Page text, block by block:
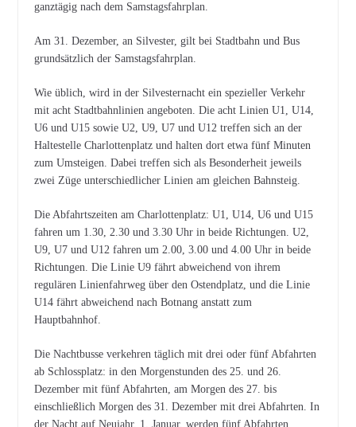
ganztägig nach dem Samstagsfahrplan.
Am 31. Dezember, an Silvester, gilt bei Stadtbahn und Bus
grundsätzlich der Samstagsfahrplan.
Wie üblich, wird in der Silvesternacht ein spezieller Verkehr
mit acht Stadtbahnlinien angeboten. Die acht Linien U1, U14,
U6 und U15 sowie U2, U9, U7 und U12 treffen sich an der
Haltestelle Charlottenplatz und halten dort etwa fünf Minuten
zum Umsteigen. Dabei treffen sich als Besonderheit jeweils
zwei Züge unterschiedlicher Linien am gleichen Bahnsteig.
Die Abfahrtszeiten am Charlottenplatz: U1, U14, U6 und U15
fahren um 1.30, 2.30 und 3.30 Uhr in beide Richtungen. U2,
U9, U7 und U12 fahren um 2.00, 3.00 und 4.00 Uhr in beide
Richtungen. Die Linie U9 fährt abweichend von ihrem
regulären Linienfahrweg über den Ostendplatz, und die Linie
U14 fährt abweichend nach Botnang anstatt zum
Hauptbahnhof.
Die Nachtbusse verkehren täglich mit drei oder fünf Abfahrten
ab Schlossplatz: in den Morgenstunden des 25. und 26.
Dezember mit fünf Abfahrten, am Morgen des 27. bis
einschließlich Morgen des 31. Dezember mit drei Abfahrten. In
der Nacht auf Neujahr, 1. Januar, werden fünf Abfahrten